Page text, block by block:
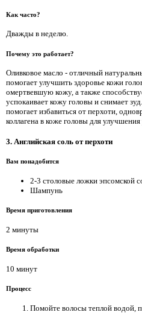
Как часто?
Дважды в неделю.
Почему это работает?
Оливковое масло - отличный
помогает улучшить здоровье кожи
омертвевшую кожу, а также
успокаивает кожу головы и снимает
помогает избавиться от перхоти,
коллагена в коже головы для улучшения
3. Английская соль от перхоти
Вам понадобится
2-3 ​​столовые ложки эпсомской
Шампунь
Время приготовления
2 минуты
Время обработки
10 минут
Процесс
Помойте волосы теплой водой,